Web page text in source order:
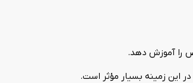
را آموزش دهد.
این زمینه بسیار مؤثر است.